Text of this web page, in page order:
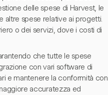
delle spese di Harvest, le
spese relative ai progetti.
o dei servizi, dove i costi di
che tutte le spese
con vari software di
e mantenere la conformità con
accuratezza ed